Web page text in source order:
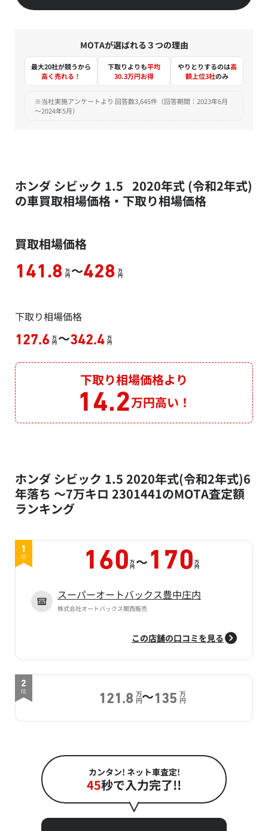
MOTAが選ばれる３つの理由
最大20社が競うから
高く売れる！
下取りよりも平均
30.3万円お得
やりとりするのは高
額上位3社のみ
※当社実施アンケートより 回答数3,645件（回答期間：2023年6月
～2024年5月）
ホンダ シビック 1.5 2020年式 (令和2年式)
の車買取相場価格・下取り相場価格
買取相場価格
141.8 万
円 ～428 万
円
下取り相場価格
127.6 万
円 ～342.4 万
円
下取り相場価格より
14.2万円高い！
ホンダ シビック 1.5 2020年式(令和2年式)6
年落ち ～7万キロ 2301441のMOTA査定額
ランキング
1
位 160 万
円 ～ 170 万
円
スーパーオートバックス豊中庄内
株式会社オートバックス関西販売
この店舗の口コミを見る
2
位
121.8 万
円～135 万
円
カンタン! ネット車査定!
45秒で入力完了!!